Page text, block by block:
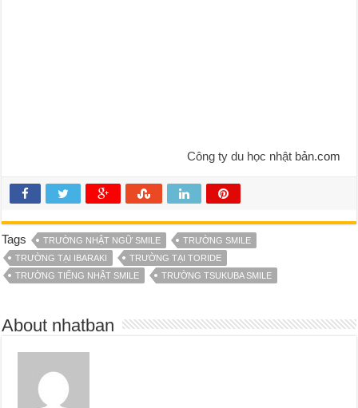
Công ty du học nhật bản.com
Tags TRƯỜNG NHẬT NGỮ SMILE
TRƯỜNG SMILE
TRƯỜNG TẠI IBARAKI
TRƯỜNG TẠI TORIDE
TRƯỜNG TIẾNG NHẬT SMILE
TRƯỜNG TSUKUBA SMILE
About nhatban